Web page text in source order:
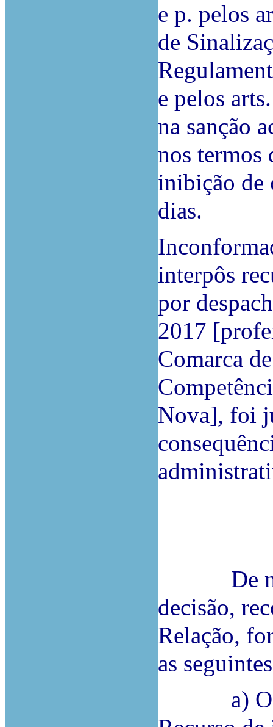
e p. pelos
de
e pelos
na sanção
nos termos
inibição de
dias.
interpôs
por
2017
Comarca
Nova], foi
De
decisão,
Relação,
as
a) O